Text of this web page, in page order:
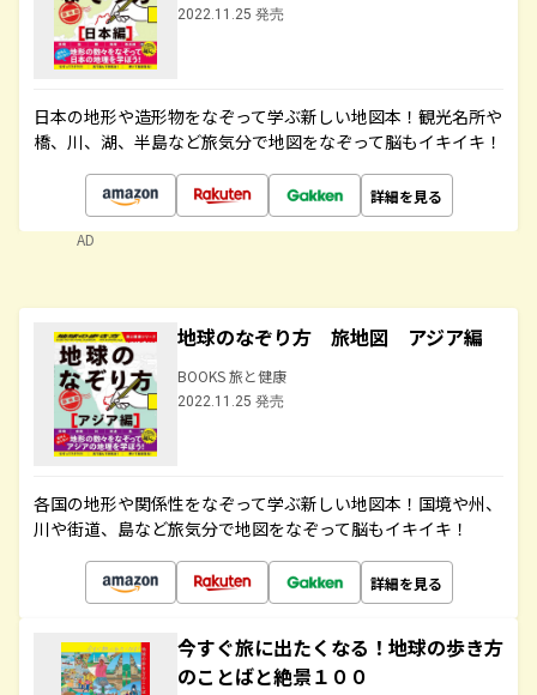
2022.11.25 発売
日本の地形や造形物をなぞって学ぶ新しい地図本！観光名所や
橋、川、湖、半島など旅気分で地図をなぞって脳もイキイキ！
詳細を見る
AD
地球のなぞり方 旅地図 アジア編
BOOKS 旅と健康
2022.11.25 発売
各国の地形や関係性をなぞって学ぶ新しい地図本！国境や州、
川や街道、島など旅気分で地図をなぞって脳もイキイキ！
詳細を見る
今すぐ旅に出たくなる！地球の歩き方
のことばと絶景１００